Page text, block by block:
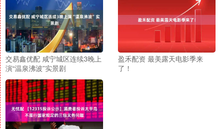
交易鑫优配 咸宁城区连续3晚上
演“温泉沸波”实景剧
盈禾配资 最美露天电影季来
了！